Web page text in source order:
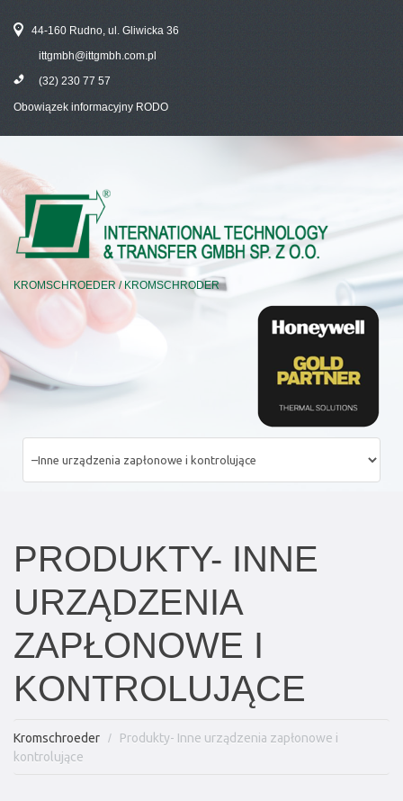
44-160 Rudno, ul. Gliwicka 36
ittgmbh@ittgmbh.com.pl
(32) 230 77 57
Obowiązek informacyjny RODO
KROMSCHROEDER / KROMSCHRODER
PRODUKTY- INNE
URZĄDZENIA
ZAPŁONOWE I
KONTROLUJĄCE
Kromschroeder
Produkty- Inne urządzenia zapłonowe i
kontrolujące